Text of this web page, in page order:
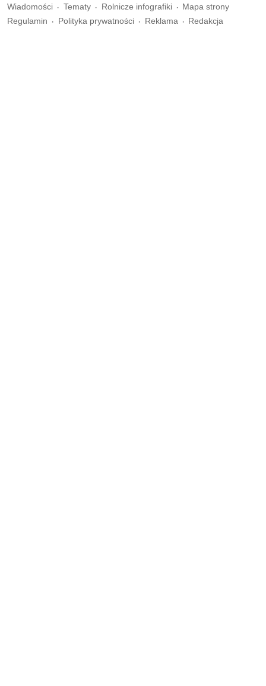
Wiadomości Tematy Rolnicze infografiki
Mapa strony
Regulamin
Polityka prywatności Reklama Redakcja